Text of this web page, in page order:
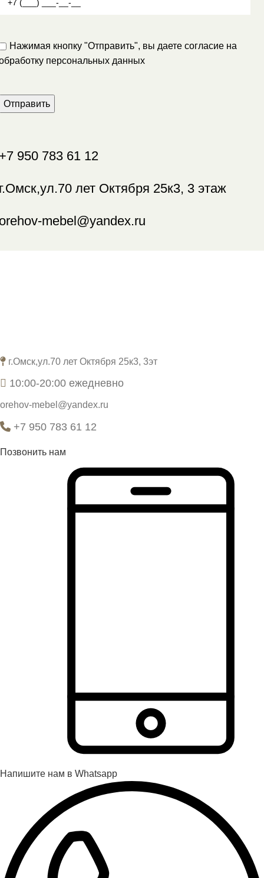
Нажимая кнопку "Отправить", вы даете согласие на
персональных данных
950 783 61 12
лет Октября 25к3, 3 этаж
mebel@yandex.ru
г.Омск,ул.70 лет Октября 25к3, 3эт
10:00-20:00 ежедневно
orehov-mebel@yandex.ru
+7 950 783 61 12
Позвонить нам
Напишите нам в Whatsapp